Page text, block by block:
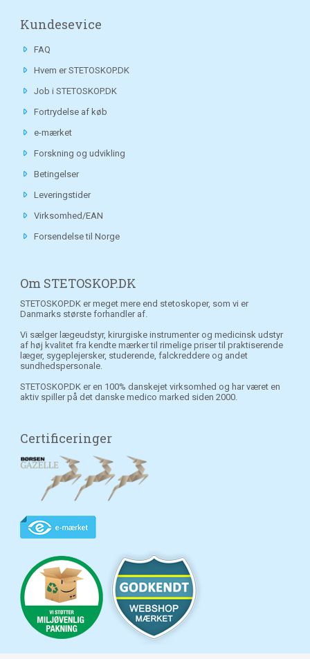
Kundesevice
FAQ
Hvem er STETOSKOP.DK
Job i STETOSKOP.DK
Fortrydelse af køb
e-mærket
Forskning og udvikling
Betingelser
Leveringstider
Virksomhed/EAN
Forsendelse til Norge
Om STETOSKOP.DK
STETOSKOP.DK er meget mere end stetoskoper, som vi er
Danmarks største forhandler af.
Vi sælger lægeudstyr, kirurgiske instrumenter og medicinsk udstyr
af høj kvalitet fra kendte mærker til rimelige priser til praktiserende
læger, sygeplejersker, studerende, falckreddere og andet
sundhedspersonale.
STETOSKOP.DK er en 100% danskejet virksomhed og har været en
aktiv spiller på det danske medico marked siden 2000.
Certificeringer